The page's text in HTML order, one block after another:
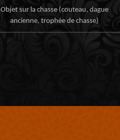
Objet sur la chasse (couteau, dague
ancienne, trophée de chasse)